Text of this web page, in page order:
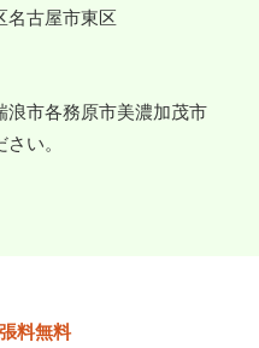
名古屋市東区
浪市各務原市美濃加茂市
い。
料無料